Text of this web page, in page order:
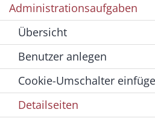
Administrationsaufgaben
Übersicht
Benutzer anlegen
Cookie-Umschalter
Detailseiten